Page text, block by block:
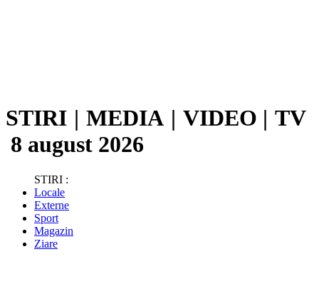
STIRI | MEDIA | VIDEO | TV
8 august 2026
STIRI :
Locale
Externe
Sport
Magazin
Ziare